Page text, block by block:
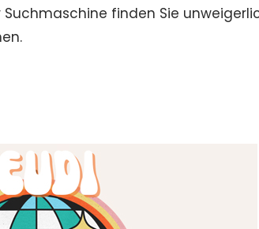
Suchmaschine finden Sie